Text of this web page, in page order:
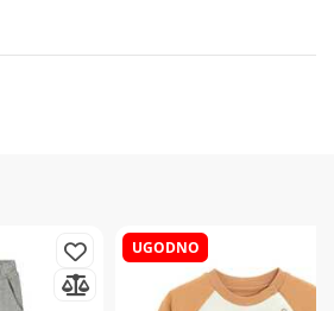
UGODNO